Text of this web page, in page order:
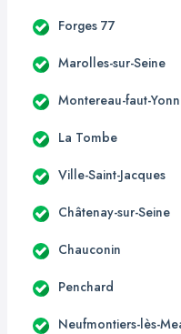
Forges 77
Marolles-sur-Seine
Montereau-faut-
La Tombe
Ville-Saint-Jacques
Châtenay-sur-Seine
Chauconin
Penchard
Neufmontiers-lès-